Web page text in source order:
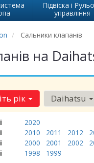
Підвіска і
управління
Сальники клапанів
на
рік
2020
2010 2011 2012
2000 2001 2002
1998 1999
Daihatsu